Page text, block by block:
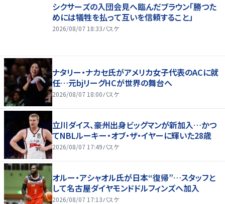
シクサーズの入団会見へ臨んだブラウン「勝つた
めには犠牲を払って互いを信頼すること」
2026/08/07 18:33バスケ
ナタリー・ナカセ氏がアメリカ女子代表のACに就
任…元bjリーグHCが世界の舞台へ
2026/08/07 18:00バスケ
立川ダイス、豪州出身ビッグマンが新加入…かつ
てNBLルーキー・オブ・ザ・イヤーに輝いた28歳
2026/08/07 17:49バスケ
オルー・アシャオル氏が日本“復帰”…スタッフと
して名古屋ダイヤモンドドルフィンズへ加入
2026/08/07 17:13バスケ